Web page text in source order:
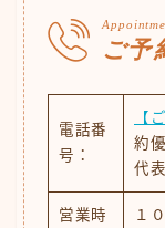
ご予
電話番
号：
【
約
代
営業時
１